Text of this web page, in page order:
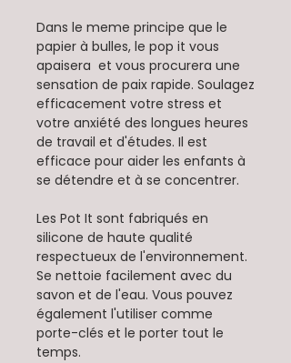
Dans le meme principe que le
papier à bulles, le pop it vous
apaisera et vous procurera une
sensation de paix rapide. Soulagez
efficacement votre stress et
votre anxiété des longues heures
de travail et d'études. Il est
efficace pour aider les enfants à
se détendre et à se concentrer.
Les Pot It sont fabriqués en
silicone de haute qualité
respectueux de l'environnement.
Se nettoie facilement avec du
savon et de l'eau. Vous pouvez
également l'utiliser comme
porte-clés et le porter tout le
temps.